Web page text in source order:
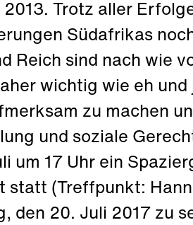
Trotz aller
Südafrikas
Reich sind nach wie
wichtig wie eh und
zu machen
und soziale
um 17 Uhr ein
statt (Treffpunkt:
den 20. Juli 2017 zu